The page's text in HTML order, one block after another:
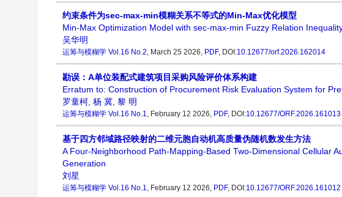
约束条件为sec-max-min模糊关系不等式的Min-Max优化模型
Min-Max Optimization Model with sec-max-min Fuzzy Relation
吴华明
运筹与模糊学 Vol.16 No.2, March 25 2026, PDF, DOI:10.12677/orf.2026.162014
勘误：A单位装配式建筑项目采购风险评价体系构建
Erratum to: Construction of Procurement Risk Evaluation System for
罗童柯 杨 冀 黎 明
运筹与模糊学 Vol.16 No.1, February 12 2026, PDF, DOI:10.12677/ORF.2026.161013
基于四方邻域路径映射的二维元胞自动机高质量伪随机数发生方法
A Four-Neighborhood Path-Mapping-Based Two-Dimensional Cellular
Generation
刘星
运筹与模糊学 Vol.16 No.1, February 12 2026, PDF, DOI:10.12677/ORF.2026.161012